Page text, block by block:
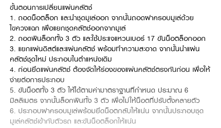
ขั้นตอนการเปลี่ยนแผ่นคลัตช์
1. ถอดน็อตล็อก และนำชุดมูเล่ออก จากนั้นถอดฝาครอบมูเล่ด้วย
ไขควงแฉก เพื่อแยกชุดคลัตช์ออกจากมูเล่
2. ถอดพินล็อกทั้ง 3 ตัว และใช้ประแจแหวนเบอร์ 17 ขันน็อตล็อกออก
3. แยกแผ่นดิสต์และแผ่นคลัตช์ พร้อมทำความสะอาด จากนั้นนำแผ่น
คลัตช์ชุดใหม่ ประกอบในตำแหน่งเดิม
4. ก่อนยึดแผ่นคลัตช์ ต้องจัดให้ร่องของแผ่นคลัตช์ตรงกันก่อน เพื่อให้
ง่ายต่อการประกอบ
5. ขันน็อตทั้ง 3 ตัว ให้ได้ตามค่ามาตราฐานที่กำหนด ประมาณ 6
มิลลิเมตร จากนั้นล็อกพินทั้ง 3 ตัว เพื่อไม่ให้น็อตที่ปรับตั้งคลายตัว
6. ประกอบฝาครอบมูเล่พร้อมยึดน็อตกลับให้แน่น จากนั้นประกอบชุด
มูเล่คลัตช์เข้ากับตัวรถ และขันน็อตล็อกให้แน่น